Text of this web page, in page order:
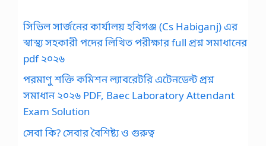
সিভিল সার্জনের কার্যালয় হবিগঞ্জ (Cs Habiganj) এর
স্বাস্থ্য সহকারী পদের লিখিত পরীক্ষার full প্রশ্ন সমাধানের
pdf ২০২৬
পরমাণু শক্তি কমিশন ল্যাবরেটরি এটেনডেন্ট প্রশ্ন
সমাধান ২০২৬ PDF, Baec Laboratory Attendant
Exam Solution
সেবা কি? সেবার বৈশিষ্ট্য ও গুরুত্ব